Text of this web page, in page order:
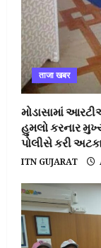
ताजा खबर
મોડાસામાં
હુમલો કરનાર
પોલીસે કરી
ITN GUJARAT